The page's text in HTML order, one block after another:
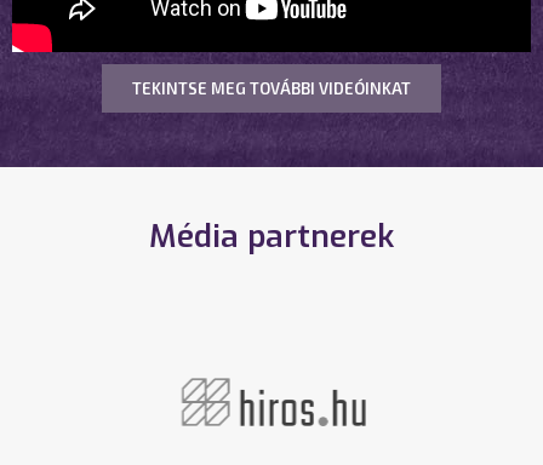
TEKINTSE MEG TOVÁBBI VIDEÓINKAT
Média partnerek